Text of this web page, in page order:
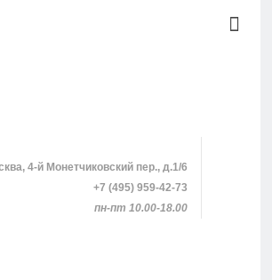
4-й Монетчиковский пер., д.1/6
+7 (495) 959-42-73
пн-пт 10.00-18.00